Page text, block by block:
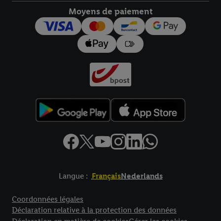
Moyens de paiement
Langue : FrançaisNederlands
Coordonnées légales
Déclaration relative à la protection des données
pour l’avenir dans notredéclaration relative à la protection des
données Vous trouverez les impressions ici.